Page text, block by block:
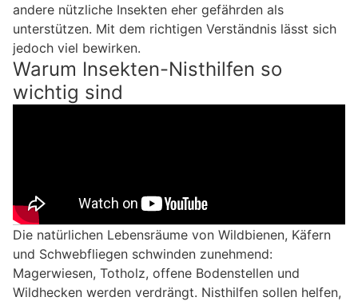
andere nützliche Insekten eher gefährden als
unterstützen. Mit dem richtigen Verständnis lässt sich
jedoch viel bewirken.
Warum Insekten-Nisthilfen so
wichtig sind
Die natürlichen Lebensräume von Wildbienen, Käfern
und Schwebfliegen schwinden zunehmend:
Magerwiesen, Totholz, offene Bodenstellen und
Wildhecken werden verdrängt. Nisthilfen sollen helfen,